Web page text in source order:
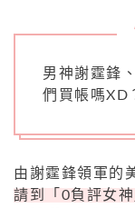
男神謝霆鋒
們買帳嗎XD
由謝霆鋒領軍的
請到「 0負評女神